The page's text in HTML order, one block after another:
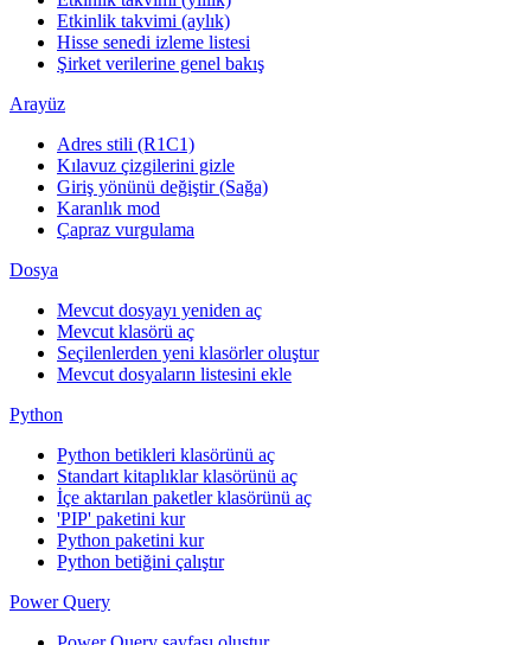
Etkinlik takvimi (aylık)
Hisse senedi izleme listesi
Şirket verilerine genel bakış
Arayüz
Adres stili (R1C1)
Kılavuz çizgilerini gizle
Giriş yönünü değiştir (Sağa)
Karanlık mod
Çapraz vurgulama
Dosya
Mevcut dosyayı yeniden aç
Mevcut klasörü aç
Seçilenlerden yeni klasörler oluştur
Mevcut dosyaların listesini ekle
Python
Python betikleri klasörünü aç
Standart kitaplıklar klasörünü aç
İçe aktarılan paketler klasörünü aç
'PIP' paketini kur
Python paketini kur
Python betiğini çalıştır
Power Query